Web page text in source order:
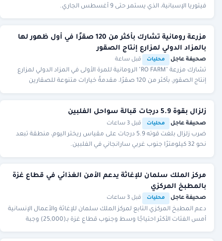
فيتوريا الإسبانية، الذي يستمر حتى 9 أغسطس الجاري.
مزرعة رومانية تشارك بأكثر من 120 صقرًا في أول ظهور لها
بالمزاد الدولي لمزارع إنتاج الصقور
صحيفة عاجل محليات قبل ساعة
تشارك مزرعة "RO FARM" الرومانية للمرة الأولى في المزاد الدولي لمزارع
إنتاج الصقور، بأكثر من 120 صقرًا، مقدمةً خيارات متنوعة للصقارين
زلزال بقوة 5.9 درجات قبالة سواحل الفلبين
صحيفة عاجل محليات قبل 3 ساعات
ضرب زلزال بلغت قوته 5.9 درجات على مقياس ريختر اليوم، منطقة تبعد
نحو 32 كيلومترًا جنوب غربي سارانجاني في الفلبين.
مركز الملك سلمان للإغاثة يدعم الأمن الغذائي في قطاع غزة
بالمطبخ المركزي
صحيفة عاجل محليات قبل 3 ساعات
دعم المطبخ المركزي التابع لمركز الملك سلمان للإغاثة والأعمال الإنسانية
أمس الفئات الأكثر احتياجًا وسط وجنوب قطاع غزة بـ(25,000) وجبة